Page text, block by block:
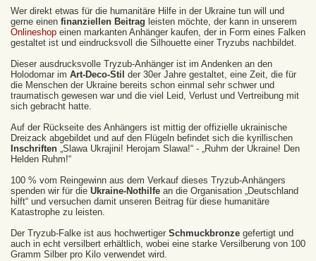
Wer direkt etwas für die humanitäre Hilfe in der Ukraine tun will und
gerne einen finanziellen Beitrag leisten möchte, der kann in unserem
Onlineshop einen markanten Anhänger kaufen, der in Form eines Falken
gestaltet ist und eindrucksvoll die Silhouette einer Tryzubs nachbildet.
Dieser ausdrucksvolle Tryzub-Anhänger ist im Andenken an den
Holodomar im Art-Deco-Stil der 30er Jahre gestaltet, eine Zeit, die für
die Menschen der Ukraine bereits schon einmal sehr schwer und
traumatisch gewesen war und die viel Leid, Verlust und Vertreibung mit
sich gebracht hatte.
Auf der Rückseite des Anhängers ist mittig der offizielle ukrainische
Dreizack abgebildet und auf den Flügeln befindet sich die kyrillischen
Inschriften „Slawa Ukrajini! Herojam Slawa!“ - „Ruhm der Ukraine! Den
Helden Ruhm!“
100 % vom Reingewinn aus dem Verkauf dieses Tryzub-Anhängers
spenden wir für die Ukraine-Nothilfe an die Organisation „Deutschland
hilft“ und versuchen damit unseren Beitrag für diese humanitäre
Katastrophe zu leisten.
Der Tryzub-Falke ist aus hochwertiger Schmuckbronze gefertigt und
auch in echt versilbert erhältlich, wobei eine starke Versilberung von 100
Gramm Silber pro Kilo verwendet wird.